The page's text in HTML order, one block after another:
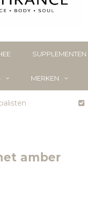
SUPPLEMENTEN
MERKEN
amber